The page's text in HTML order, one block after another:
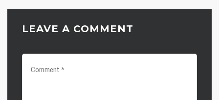
LEAVE A COMMENT